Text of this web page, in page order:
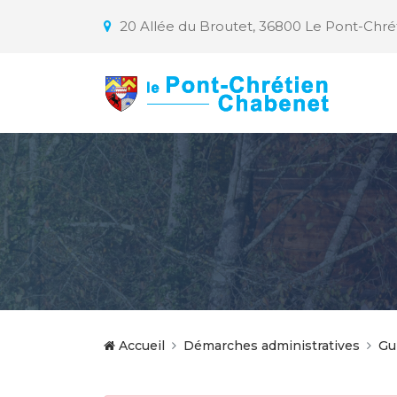
20 Allée du Broutet, 36800 Le Pont-
Accueil Démarches administratives